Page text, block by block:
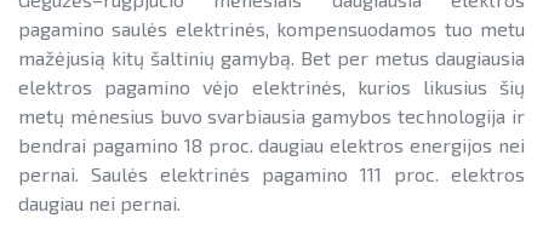
pagamino saulės elektrinės, kompensuodamos tuo metu
mažėjusią kitų šaltinių gamybą. Bet per metus daugiausia
elektros pagamino vėjo elektrinės, kurios likusius šių
metų mėnesius buvo svarbiausia gamybos technologija ir
bendrai pagamino 18 proc. daugiau elektros energijos nei
pernai. Saulės elektrinės pagamino 111 proc. elektros
daugiau nei pernai.